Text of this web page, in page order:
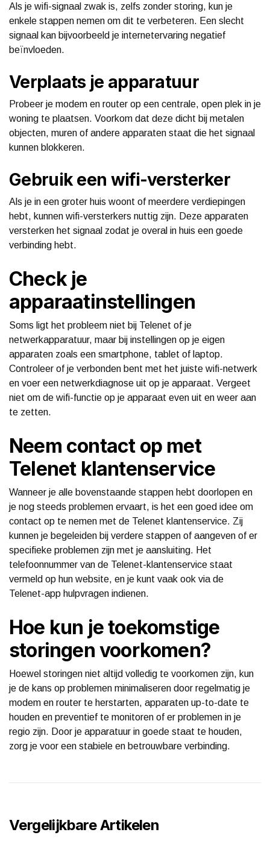
Als je wifi-signaal zwak is, zelfs zonder storing, kun je
enkele stappen nemen om dit te verbeteren. Een slecht
signaal kan bijvoorbeeld je internetervaring negatief
beïnvloeden.
Verplaats je apparatuur
Probeer je modem en router op een centrale, open plek in je
woning te plaatsen. Voorkom dat deze dicht bij metalen
objecten, muren of andere apparaten staat die het signaal
kunnen blokkeren.
Gebruik een wifi-versterker
Als je in een groter huis woont of meerdere verdiepingen
hebt, kunnen wifi-versterkers nuttig zijn. Deze apparaten
versterken het signaal zodat je overal in huis een goede
verbinding hebt.
Check je
apparaatinstellingen
Soms ligt het probleem niet bij Telenet of je
netwerkapparatuur, maar bij instellingen op je eigen
apparaten zoals een smartphone, tablet of laptop.
Controleer of je verbonden bent met het juiste wifi-netwerk
en voer een netwerkdiagnose uit op je apparaat. Vergeet
niet om de wifi-functie op je apparaat even uit en weer aan
te zetten.
Neem contact op met
Telenet klantenservice
Wanneer je alle bovenstaande stappen hebt doorlopen en
je nog steeds problemen ervaart, is het een goed idee om
contact op te nemen met de Telenet klantenservice. Zij
kunnen je begeleiden bij verdere stappen of aangeven of er
specifieke problemen zijn met je aansluiting. Het
telefoonnummer van de Telenet-klantenservice staat
vermeld op hun website, en je kunt vaak ook via de
Telenet-app hulpvragen indienen.
Hoe kun je toekomstige
storingen voorkomen?
Hoewel storingen niet altijd volledig te voorkomen zijn, kun
je de kans op problemen minimaliseren door regelmatig je
modem en router te herstarten, apparaten up-to-date te
houden en preventief te monitoren of er problemen in je
regio zijn. Door je apparatuur in goede staat te houden,
zorg je voor een stabiele en betrouwbare verbinding.
Vergelijkbare Artikelen